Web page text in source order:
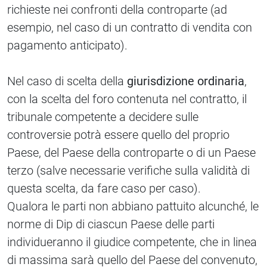
richieste nei confronti della controparte (ad
esempio, nel caso di un contratto di vendita con
pagamento anticipato).
Nel caso di scelta della giurisdizione ordinaria,
con la scelta del foro contenuta nel contratto, il
tribunale competente a decidere sulle
controversie potrà essere quello del proprio
Paese, del Paese della controparte o di un Paese
terzo (salve necessarie verifiche sulla validità di
questa scelta, da fare caso per caso).
Qualora le parti non abbiano pattuito alcunché, le
norme di Dip di ciascun Paese delle parti
individueranno il giudice competente, che in linea
di massima sarà quello del Paese del convenuto,